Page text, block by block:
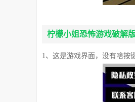
柠檬小姐恐怖游戏破解
1、这是游戏界面，没有啥按